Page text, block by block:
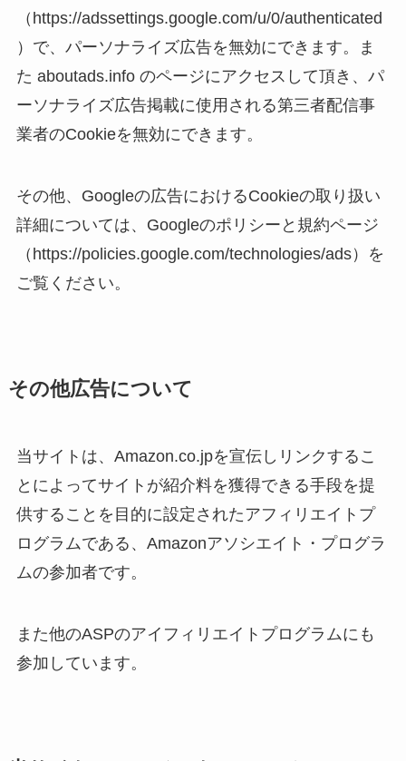
（https://adssettings.google.com/u/0/authenticated
）で、パーソナライズ広告を無効にできます。ま
た aboutads.info のページにアクセスして頂き、パ
ーソナライズ広告掲載に使用される第三者配信事
業者のCookieを無効にできます。
その他、Googleの広告におけるCookieの取り扱い
詳細については、Googleのポリシーと規約ページ
（https://policies.google.com/technologies/ads）を
ご覧ください。
その他広告について
当サイトは、Amazon.co.jpを宣伝しリンクするこ
とによってサイトが紹介料を獲得できる手段を提
供することを目的に設定されたアフィリエイトプ
ログラムである、Amazonアソシエイト・プログラ
ムの参加者です。
また他のASPのアイフィリエイトプログラムにも
参加しています。